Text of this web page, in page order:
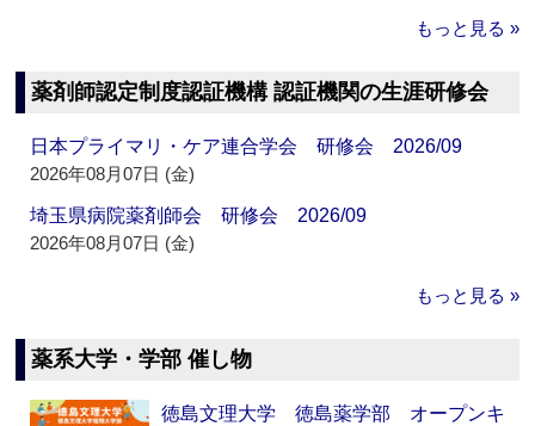
もっと見る »
薬剤師認定制度認証機構 認証機関の生涯研修会
日本プライマリ・ケア連合学会 研修会 2026/09
2026年08月07日 (金)
埼玉県病院薬剤師会 研修会 2026/09
2026年08月07日 (金)
もっと見る »
薬系大学・学部 催し物
徳島文理大学 徳島薬学部 オープンキ